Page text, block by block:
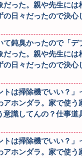
だった。親や先生には
の日々だったので決心
て鈍臭かったので「デ
だった。親や先生には
の日々だったので決心
トは掃除機でいい？」
アホンダラ。家で使う
意識してんの？仕事道
トは掃除機でいい？」
アホンダラ。家で使う